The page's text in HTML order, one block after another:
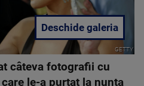
GETTY
Deschide galeria
câteva fotografii cu
le-a purtat la nunta